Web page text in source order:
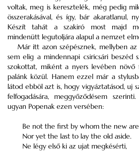
voltak, meg is keresztelék, még pedig
összerakásával, és így, bár akaratlanul,
Készít tahát a szakiró most majd
mindenütt legutoljára alapul a nemzet
Már itt azon szépésznek, mellyben
sem elig a mindennapi csiricsári beszéd
szokottat, miként a nyers levében növő
palánk közül. Hanem ezzel már a
látod ebböl azt is, hogy vigyáztatásod, uj
felfogadására, meggyőződésem
ugyan Popenak ezen versében:
Be not the first by whom the new are
Nor yet the last to lay the old aside.
Ne légy első ki az ujat megkésérti,